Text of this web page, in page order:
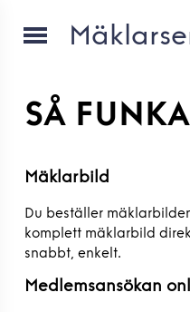
SÅ
Mäklarbild
Du beställer
komplett mäklarbild
snabbt, enkelt.
Medlemsansökan